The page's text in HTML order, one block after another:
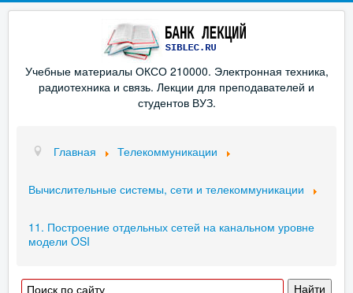
Учебные материалы ОКСО 210000. Электронная техника,
радиотехника и связь. Лекции для преподавателей и
студентов ВУЗ.
Главная Телекоммуникации
Вычислительные системы, сети и телекоммуникации
11. Построение отдельных сетей на канальном уровне
модели OSI